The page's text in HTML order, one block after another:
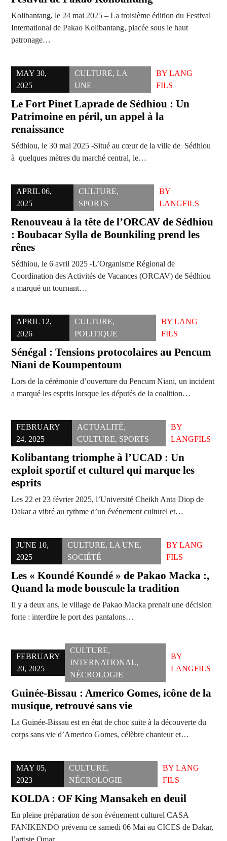
Kolibantang, le 24 mai 2025 – La troisième édition du Festival
International de Pakao Kolibantang, placée sous le haut
patronage…
MAY 30,
2025
CULTURE,LA
UNE
BY LANG
FILS
Le Fort Pinet Laprade de Sédhiou : Un
Patrimoine en péril, un appel à la
renaissance
Sédhiou, le 30 mai 2025 -Situé au cœur de la ville de Sédhiou
à quelques mètres du marché central, le…
APRIL 06,
2025
CULTURE,
SPORTS
BY
LANGFILS
Renouveau à la tête de l’ORCAV de Sédhiou
: Boubacar Sylla de Bounkiling prend les
rênes
Sédhiou, le 6 avril 2025 -L’Organisme Régional de
Coordination des Activités de Vacances (ORCAV) de Sédhiou
a marqué un tournant…
APRIL 12,
2026
CULTURE,
POLITIQUE
BYLANG
FILS
Sénégal : Tensions protocolaires au Pencum
Niani de Koumpentoum
Lors de la cérémonie d’ouverture du Pencum Niani, un incident
a marqué les esprits lorsque les députés de la coalition…
FEBRUARY
24, 2025
ACTUALITÉ,
CULTURE, SPORTS
BY
LANGFILS
Kolibantang triomphe à l’UCAD : Un
exploit sportif et culturel qui marque les
esprits
Les 22 et 23 février 2025, l’Université Cheikh Anta Diop de
Dakar a vibré au rythme d’un événement culturel et…
JUNE 10,
2025
CULTURE, LA UNE,
SOCIÉTÉ
BY LANG
FILS
Les « Koundé Koundé » de Pakao Macka :,
Quand la mode bouscule la tradition
Il y a deux ans, le village de Pakao Macka prenait une décision
forte : interdire le port des pantalons…
FEBRUARY
20, 2025
CULTURE,
INTERNATIONAL,
NÉCROLOGIE
BY
LANGFILS
Guinée-Bissau : Americo Gomes, icône de la
musique, retrouvé sans vie
La Guinée-Bissau est en état de choc suite à la découverte du
corps sans vie d’Americo Gomes, célèbre chanteur et…
MAY 05,
2023
CULTURE,
NÉCROLOGIE
BY LANG
FILS
KOLDA : OF King Mansakeh en deuil
En pleine préparation de son événement culturel CASA
FANIKENDO prévenu ce samedi 06 Mai au CICES de Dakar,